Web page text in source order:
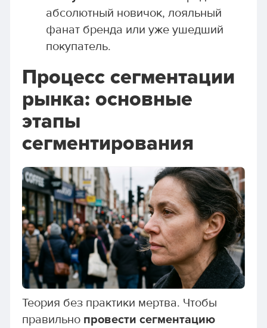
абсолютный новичок, лояльный
фанат бренда или уже ушедший
покупатель.
Процесс сегментации
рынка: основные
этапы
сегментирования
Теория без практики мертва. Чтобы
правильно провести сегментацию